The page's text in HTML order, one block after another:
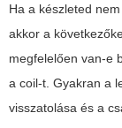
Ha a készleted
akkor a
megfelelően van-e
a coil-t. Gyakran a
visszatolása és a